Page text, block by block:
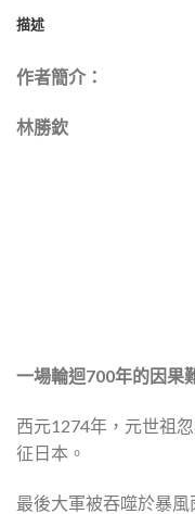
描述
作者簡介：
林勝欽
一場輪迴700年的因果
西元1274年，元世祖
征日本。
最後大軍被吞噬於暴